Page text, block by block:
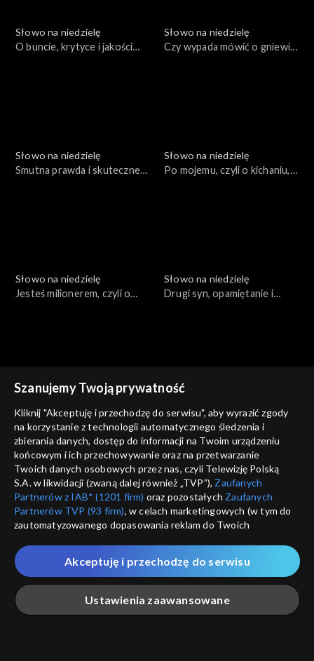
Słowo na niedzielę
O buncie, krytyce i jakości
Słowo na niedzielę
Czy wypada mówić o gniewie
Słowo na niedzielę
Smutna prawda i skuteczne
Słowo na niedzielę
Po mojemu, czyli o kichaniu,
Słowo na niedzielę
Jesteś milionerem, czyli o
Słowo na niedzielę
Drugi syn, opamiętanie i
Opowieść włóczęgi, czyli
przypowieść o nieuczciwych
robotnikach
Czy świętujesz miłosierdzie?
Słowo na niedzielę
zgodnej modlitwie
Słowo na niedzielę
Szanujemy Twoją prywatność
Kliknij "Akceptuję i przechodzę do serwisu", aby wyrazić zgody
na korzystanie z technologii automatycznego śledzenia i
zbierania danych, dostęp do informacji na Twoim urządzeniu
końcowym i ich przechowywanie oraz na przetwarzanie
Twoich danych osobowych przez nas, czyli Telewizję Polską
S.A. w likwidacji (zwaną dalej również „TVP”), Zaufanych
Partnerów z IAB* (1201 firm) oraz pozostałych Zaufanych
Partnerów TVP (93 firm), w celach marketingowych (w tym do
zautomatyzowanego dopasowania reklam do Twoich
które wskazujemy poniżej, a także zgody na udostępnianie
przez nas identyfikatora PPID do Google.
Twoje dane osobowe zbierane podczas odwiedzania przez
Ciebie naszych
poszczególnych serwisówzwanych dalej
„Portalem”, w tym informacje zapisywane za pomocą
Ustawienia zaawansowane
Akceptuję i przechodzę do serwisu